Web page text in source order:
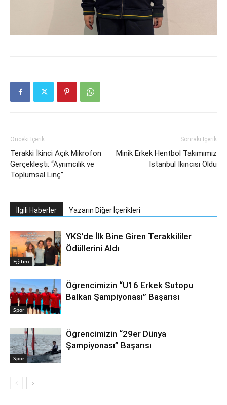
Önceki İçerik
Terakki İkinci Açık Mikrofon
Gerçekleşti: “Ayrımcılık ve
Toplumsal Linç”
Sonraki İçerik
Minik Erkek Hentbol Takımımız
İstanbul İkincisi Oldu
İlgili Haberler Yazarın Diğer İçerikleri
Eğitim
YKS’de İlk Bine Giren Terakkililer
Ödüllerini Aldı
Spor
Öğrencimizin “U16 Erkek Sutopu
Balkan Şampiyonası” Başarısı
Spor
Öğrencimizin “29er Dünya
Şampiyonası” Başarısı